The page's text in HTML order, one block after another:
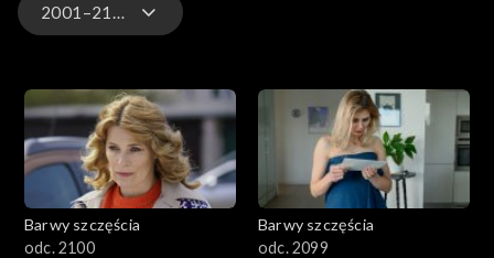
2001–2100
3201-3300
3101-3200
3001-3100
Barwy szczęścia
odc. 2100
Barwy szczęścia
odc. 2099